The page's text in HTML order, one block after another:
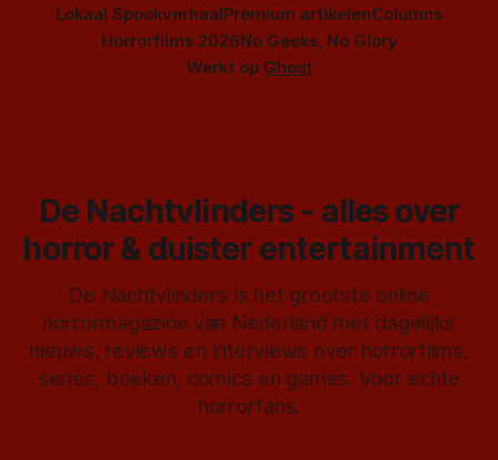
Lokaal SpookverhaalPremium artikelenColumns
Horrorfilms 2026No Geeks, No Glory
Werkt op Ghost
De Nachtvlinders - alles over
horror & duister entertainment
De Nachtvlinders is het grootste online
horrormagazine van Nederland met dagelijks
nieuws, reviews en interviews over horrorfilms,
series, boeken, comics en games. Voor echte
horrorfans.